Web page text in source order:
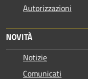
Autorizzazioni
NOVITÀ
Notizie
Comunicati